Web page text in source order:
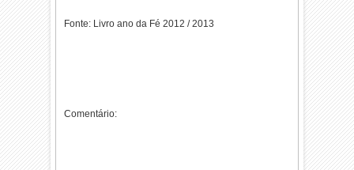
Fonte: Livro ano da Fé 2012 / 2013
Comentário: